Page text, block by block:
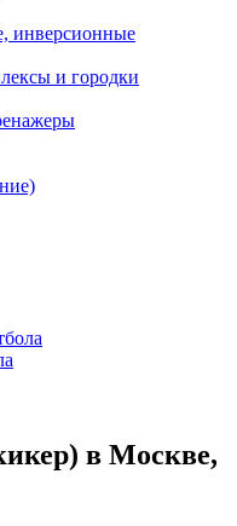
инверсионные
и городки
в Москве,